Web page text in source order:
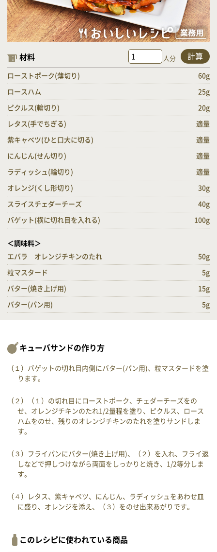
材料 人分 計算
ローストポーク(薄切り) 60g
ロースハム 25g
ピクルス(輪切り) 20g
レタス(手でちぎる) 適量
紫キャベツ(ひと口大に切る) 適量
にんじん(せん切り) 適量
ラディッシュ(輪切り) 適量
オレンジ(くし形切り) 30g
スライスチェダーチーズ 40g
バゲット(横に切れ目を入れる) 100g
＜調味料＞
エバラ オレンジチキンのたれ
50g
粒マスタード 5g
バター(焼き上げ用) 15g
バター(パン用) 5g
キューバサンドの作り方
（１）バゲットの切れ目内側にバター(パン用)、粒マスタードを塗
ります。
（２）（１）の切れ目にローストポーク、チェダーチーズをの
せ、オレンジチキンのたれ1/2量程を塗り、ピクルス、ロース
ハムをのせ、残りのオレンジチキンのたれを塗りサンドしま
す。
（３）フライパンにバター(焼き上げ用)、（２）を入れ、フライ返
しなどで押しつけながら両面をしっかりと焼き、1/2等分しま
す。
（４）レタス、紫キャベツ、にんじん、ラディッシュをあわせ皿
に盛り、オレンジを添え、（３）をのせ出来あがりです。
このレシピに使われている商品